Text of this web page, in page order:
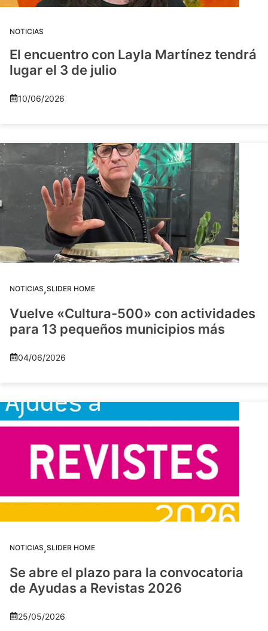
NOTICIAS
El encuentro con Layla Martínez tendrá
lugar el 3 de julio
10/06/2026
NOTICIAS,SLIDER HOME
Vuelve «Cultura-500» con actividades
para 13 pequeños municipios más
04/06/2026
NOTICIAS,SLIDER HOME
Se abre el plazo para la convocatoria
de Ayudas a Revistas 2026
25/05/2026